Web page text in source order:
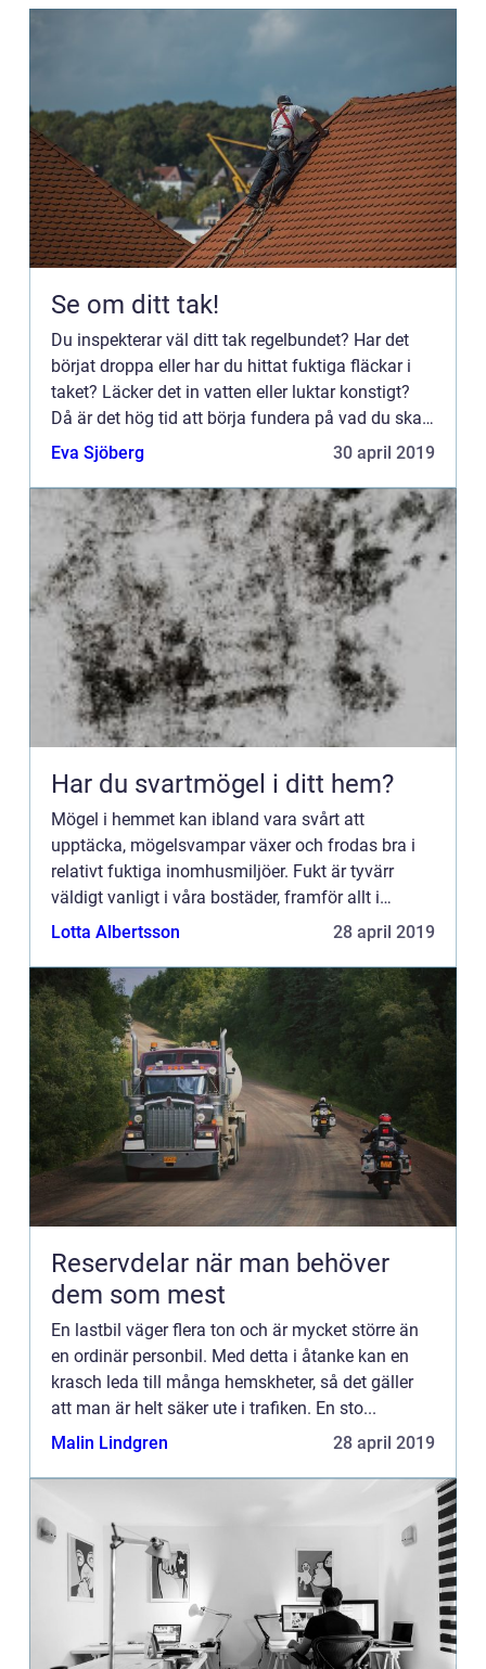
Se om ditt tak!
Du inspekterar väl ditt tak regelbundet? Har det
börjat droppa eller har du hittat fuktiga fläckar i
taket? Läcker det in vatten eller luktar konstigt?
Då är det hög tid att börja fundera på vad du ska
g...
Eva Sjöberg 30 april 2019
Har du svartmögel i ditt hem?
Mögel i hemmet kan ibland vara svårt att
upptäcka, mögelsvampar växer och frodas bra i
relativt fuktiga inomhusmiljöer. Fukt är tyvärr
väldigt vanligt i våra bostäder, framför allt i
vissa...
Lotta Albertsson 28 april 2019
Reservdelar när man behöver
dem som mest
En lastbil väger flera ton och är mycket större än
en ordinär personbil. Med detta i åtanke kan en
krasch leda till många hemskheter, så det gäller
att man är helt säker ute i trafiken. En sto...
Malin Lindgren
28 april 2019